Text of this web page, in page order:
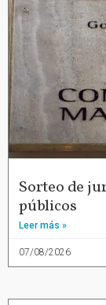
Sorteo de
públicos
Leer más »
07/08/2026